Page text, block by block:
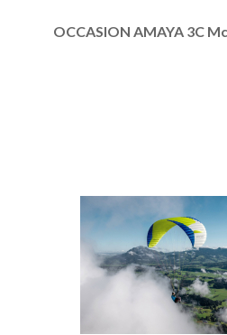
OCCASION AMAYA 3C